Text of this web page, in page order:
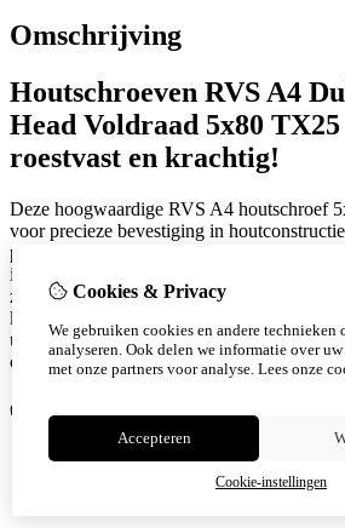
Omschrijving
Houtschroeven RVS A4
Head Voldraad 5x80
roestvast en krachtig!
Deze hoogwaardige RVS A4 houtschroef
voor precieze bevestiging in
pan head en het voldraadontwerp biedt
in diverse houtsoorten – zelfs in hardhout.
zorgt voor een stevige, wiebelvrije
krachtoverbrenging. Door het roestvaste A4
uitermate geschikt voor
corrosieve omgevingen.
✅
Geen voorboren nodig in de meeste
Dubbele pan head voor vlakke en
Cookies & Privacy
We gebruiken cookies en andere technieken
analyseren. Ook delen we informatie over
met onze partners voor analyse. Lees onze
Accepteren
Cookie-instellingen